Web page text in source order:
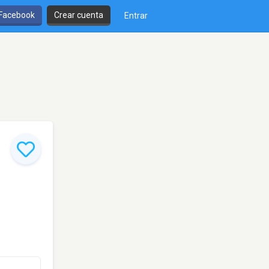
Crear cuenta Entrar